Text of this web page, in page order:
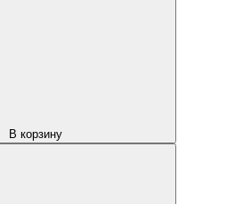
В корзину